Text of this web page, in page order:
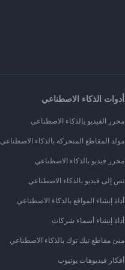
أدوات الذكاء الاصطناعي
محرر الفيديو بالذكاء الاصطناعي
مولد المقاطع المتحركة بالذكاء الاصطناعي
محرر فيديو بالذكاء الاصطناعي
نص إلى فيديو بالذكاء الاصطناعي
أداة إنشاء المواقع بالذكاء الاصطناعي
أداة إنشاء أسماء شركات
منئ مقاطع تيك توك بالذكاء الاصطناعي
أفكار فيديوهات يوتيوب